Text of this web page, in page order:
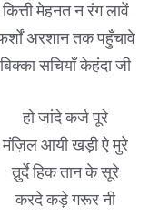
कित्ती मेहनत न रंग लावें
अरशान तक पहुँचावे
बिक्का सचियाँ केहंदा जी
हो जांदे कर्ज पूरे
मंज़िल आयी खड़ी ऐ मुरे
तुर्र्दे हिक तान के सूरे
करदे कड़े गरूर नी